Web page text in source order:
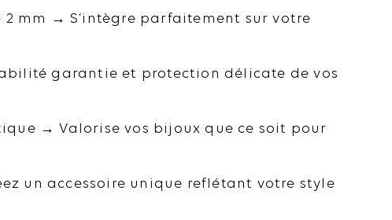
2 mm → S’intègre parfaitement sur votre
garantie et protection délicate de vos
→ Valorise vos bijoux que ce soit pour
un accessoire unique reflétant votre style